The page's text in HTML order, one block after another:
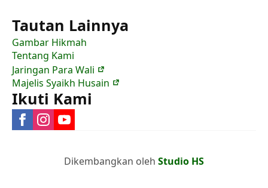
Tautan Lainnya
Gambar Hikmah
Tentang Kami
Jaringan Para Wali
Majelis Syaikh Husain
Ikuti Kami
Dikembangkan oleh Studio HS